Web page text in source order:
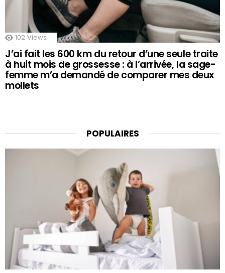
102 Views
J’ai fait les 600 km du retour d’une seule traite
à huit mois de grossesse : à l’arrivée, la sage-
femme m’a demandé de comparer mes deux
mollets
POPULAIRES